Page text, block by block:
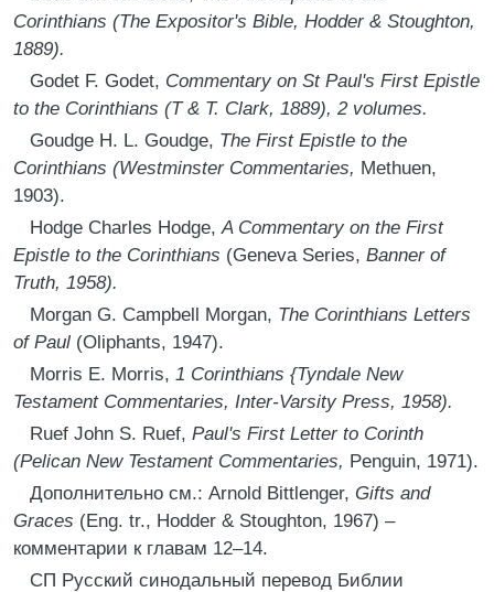
Corinthians (The Expositor's Bible, Hodder & Stoughton,
1889).
Godet F. Godet, Commentary on St Paul's First Epistle
to the Corinthians (Τ & T. Clark, 1889), 2 volumes.
Goudge H. L. Goudge, The First Epistle to the
Corinthians (Westminster Commentaries, Methuen,
1903).
Hodge Charles Hodge,A Commentary on the First
Epistle to the Corinthians (Geneva Series, Banner of
Truth, 1958).
Morgan G. Campbell Morgan, The Corinthians Letters
of Paul (Oliphants, 1947).
Morris E. Morris, 1 Corinthians {Tyndale New
Testament Commentaries, Inter-Varsity Press, 1958).
Ruef John S. Ruef, Paul's First Letter to Corinth
(Pelican New Testament Commentaries, Penguin, 1971).
Дополнительно см.: Arnold Bittlenger, Gifts and
Graces (Eng. tr., Hodder & Stoughton, 1967) –
комментарии к главам 12–14.
СП Русский синодальный перевод Библии